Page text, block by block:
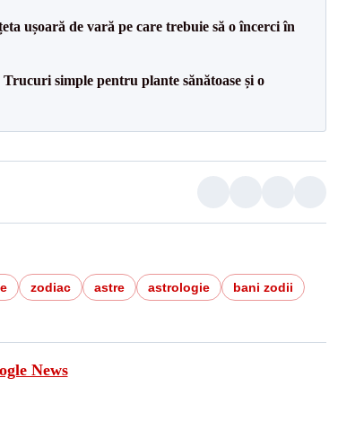
ușoară de vară pe care trebuie să o încerci în
simple pentru plante sănătoase și o
zodiac astre astrologie
bani zodii
News